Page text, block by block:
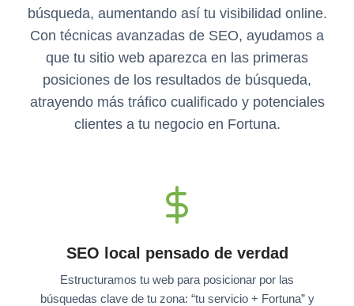
búsqueda, aumentando así tu visibilidad online.
Con técnicas avanzadas de SEO, ayudamos a
que tu sitio web aparezca en las primeras
posiciones de los resultados de búsqueda,
atrayendo más tráfico cualificado y potenciales
clientes a tu negocio en Fortuna.
SEO local pensado de verdad
Estructuramos tu web para posicionar por las
búsquedas clave de tu zona: “tu servicio + Fortuna” y